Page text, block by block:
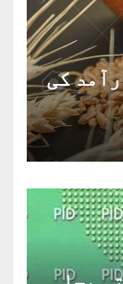
درآمد کی